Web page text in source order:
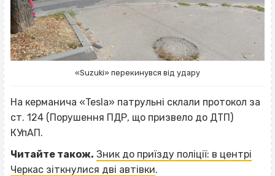
«Suzuki» перекинувся від удару
На керманича «Tesla» патрульні склали протокол за
ст. 124 (Порушення ПДР, що призвело до ДТП)
КУпАП.
Читайте також. Зник до приїзду поліції: в центрі
Черкас зіткнулися дві автівки.